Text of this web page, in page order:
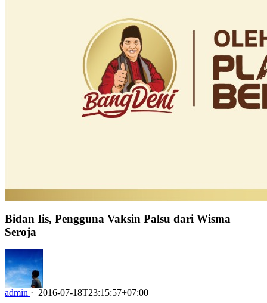
Bidan Iis, Pengguna Vaksin Palsu dari Wisma
Seroja
admin · 2016-07-18T23:15:57+07:00